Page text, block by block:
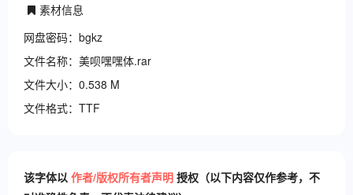
素材信息
网盘密码：bgkz
文件名称：美呗嘿嘿体.rar
文件大小：0.538 M
文件格式：TTF
该字体以 作者/版权所有者声明 授权（以下内容仅作参考，不